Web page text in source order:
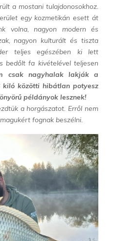
a mostani tulajdonosokhoz.
egy kozmetikán esett át
volna, nagyon modern és
nagyon kulturált és tiszta
teljes egészében ki lett
bedőlt fa kivételével teljesen
csak nagyhalak lakják a
közötti hibátlan potyesz
példányok lesznek!
a horgászatot. Erről nem
fognak beszélni.